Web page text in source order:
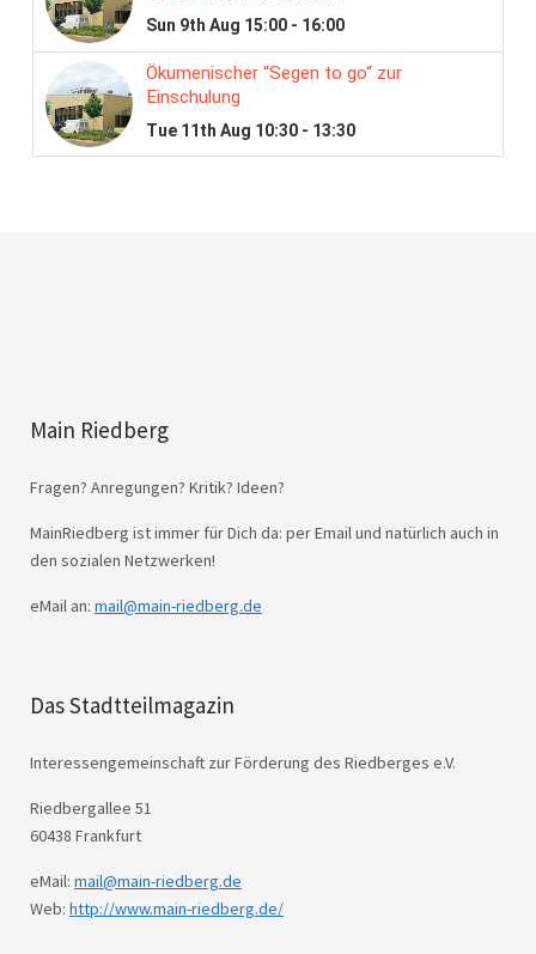
Main Riedberg
Fragen? Anregungen? Kritik? Ideen?
MainRiedberg ist immer für Dich da: per Email und natürlich auch in
den sozialen Netzwerken!
eMail an: mail@main-riedberg.de
Das Stadtteilmagazin
Interessengemeinschaft zur Förderung des Riedberges e.V.
Riedbergallee 51
60438 Frankfurt
eMail: mail@main-riedberg.de
Web: http://www.main-riedberg.de/